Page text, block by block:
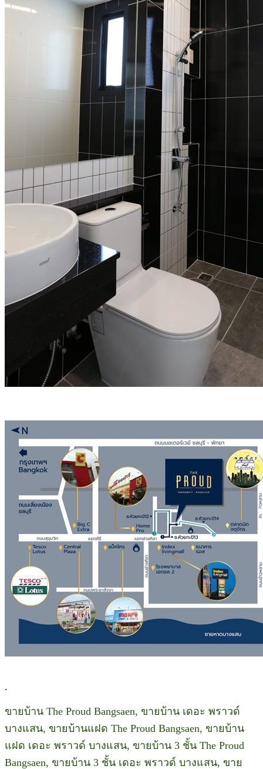
.
ขายบ้าน The Proud Bangsaen, ขายบ้าน เดอะ พราวด์
บางแสน, ขายบ้านแฝด The Proud Bangsaen, ขายบ้าน
แฝด เดอะ พราวด์ บางแสน, ขายบ้าน 3 ชั้น The Proud
Bangsaen, ขายบ้าน 3 ชั้น เดอะ พราวด์ บางแสน, ขาย